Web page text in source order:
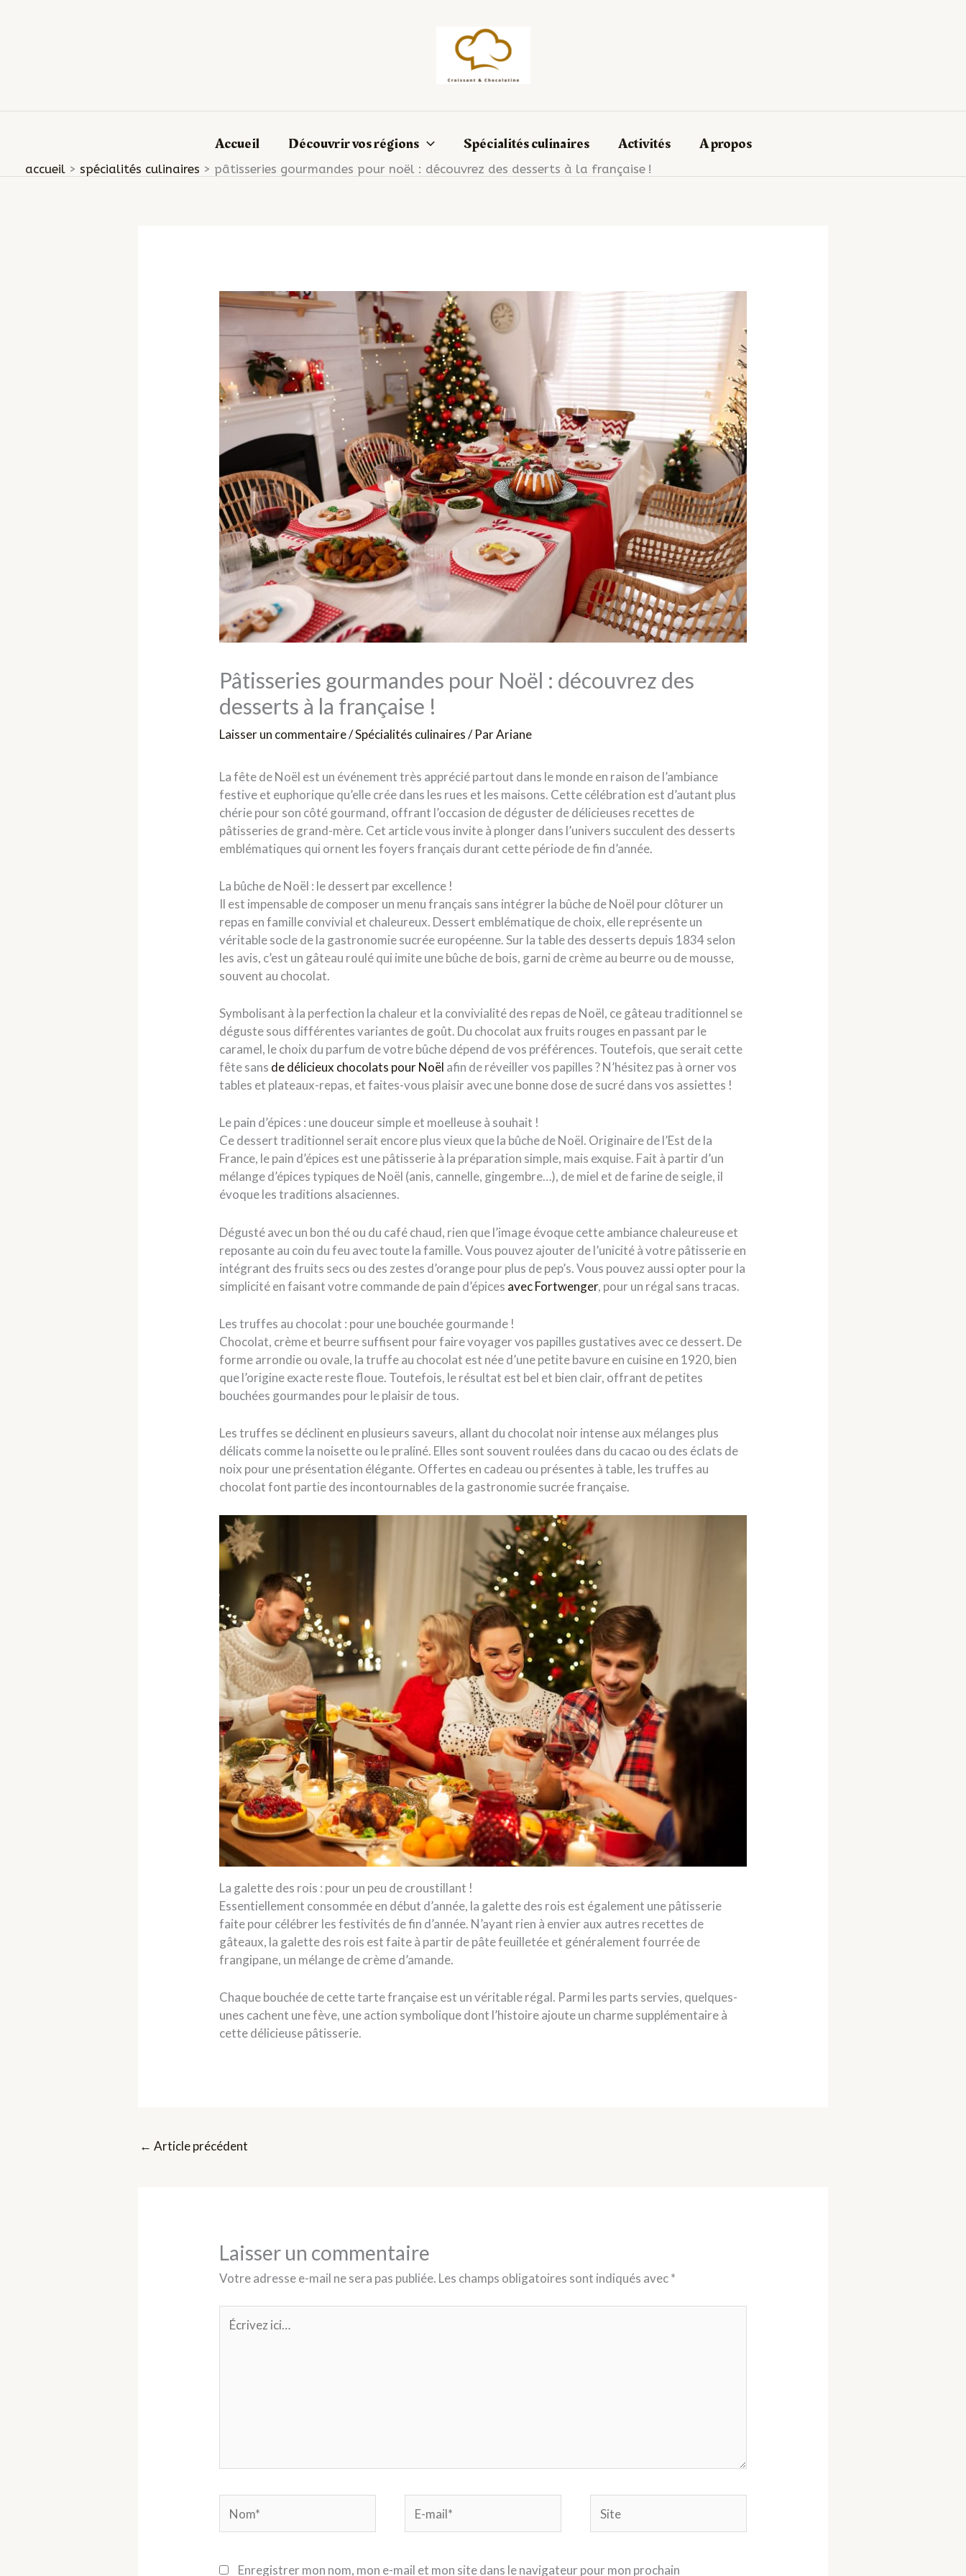
Accueil Découvrir vos régions Spécialités culinaires Activités A propos
accueil spécialités culinaires pâtisseries gourmandes pour noël : découvrez des desserts à la française !
Pâtisseries gourmandes pour Noël : découvrez des
desserts à la française !
Laisser un commentaire/Spécialités culinaires/ ParAriane
La fête de Noël est un événement très apprécié partout dans le monde en raison de l’ambiance
festive et euphorique qu’elle crée dans les rues et les maisons. Cette célébration est d’autant plus
chérie pour son côté gourmand, offrant l’occasion de déguster de délicieuses recettes de
pâtisseries de grand-mère. Cet article vous invite à plonger dans l’univers succulent des desserts
emblématiques qui ornent les foyers français durant cette période de fin d’année.
La bûche de Noël : le dessert par excellence !
Il est impensable de composer un menu français sans intégrer la bûche de Noël pour clôturer un
repas en famille convivial et chaleureux. Dessert emblématique de choix, elle représente un
véritable socle de la gastronomie sucrée européenne. Sur la table des desserts depuis 1834 selon
les avis, c’est un gâteau roulé qui imite une bûche de bois, garni de crème au beurre ou de mousse,
souvent au chocolat.
Symbolisant à la perfection la chaleur et la convivialité des repas de Noël, ce gâteau traditionnel se
déguste sous différentes variantes de goût. Du chocolat aux fruits rouges en passant par le
caramel, le choix du parfum de votre bûche dépend de vos préférences. Toutefois, que serait cette
fête sans de délicieux chocolats pour Noël afin de réveiller vos papilles ? N’hésitez pas à orner vos
tables et plateaux-repas, et faites-vous plaisir avec une bonne dose de sucré dans vos assiettes !
Le pain d’épices : une douceur simple et moelleuse à souhait !
Ce dessert traditionnel serait encore plus vieux que la bûche de Noël. Originaire de l’Est de la
France, le pain d’épices est une pâtisserie à la préparation simple, mais exquise. Fait à partir d’un
mélange d’épices typiques de Noël (anis, cannelle, gingembre…), de miel et de farine de seigle, il
évoque les traditions alsaciennes.
Dégusté avec un bon thé ou du café chaud, rien que l’image évoque cette ambiance chaleureuse et
reposante au coin du feu avec toute la famille. Vous pouvez ajouter de l’unicité à votre pâtisserie en
intégrant des fruits secs ou des zestes d’orange pour plus de pep’s. Vous pouvez aussi opter pour la
simplicité en faisant votre commande de pain d’épices avec Fortwenger, pour un régal sans tracas.
Les truffes au chocolat : pour une bouchée gourmande !
Chocolat, crème et beurre suffisent pour faire voyager vos papilles gustatives avec ce dessert. De
forme arrondie ou ovale, la truffe au chocolat est née d’une petite bavure en cuisine en 1920, bien
que l’origine exacte reste floue. Toutefois, le résultat est bel et bien clair, offrant de petites
bouchées gourmandes pour le plaisir de tous.
Les truffes se déclinent en plusieurs saveurs, allant du chocolat noir intense aux mélanges plus
délicats comme la noisette ou le praliné. Elles sont souvent roulées dans du cacao ou des éclats de
noix pour une présentation élégante. Offertes en cadeau ou présentes à table, les truffes au
chocolat font partie des incontournables de la gastronomie sucrée française.
La galette des rois : pour un peu de croustillant !
Essentiellement consommée en début d’année, la galette des rois est également une pâtisserie
faite pour célébrer les festivités de fin d’année. N’ayant rien à envier aux autres recettes de
gâteaux, la galette des rois est faite à partir de pâte feuilletée et généralement fourrée de
frangipane, un mélange de crème d’amande.
Chaque bouchée de cette tarte française est un véritable régal. Parmi les parts servies, quelques-
unes cachent une fève, une action symbolique dont l’histoire ajoute un charme supplémentaire à
cette délicieuse pâtisserie.
← Article précédent
Laisser un commentaire
Votre adresse e-mail ne sera pas publiée. Les champs obligatoires sont indiqués avec*
ici…
mail*
Enregistrer mon nom, mon e-mail et mon site dans le navigateur pour mon prochain